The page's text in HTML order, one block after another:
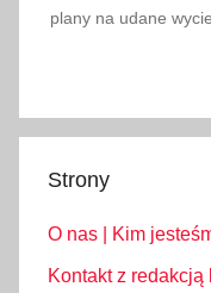
plany na udane
Strony
O nas | Kim
Kontakt z redakcją